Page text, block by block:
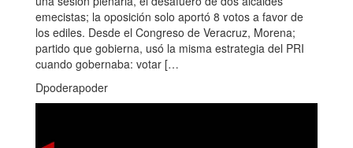
emecistas; la oposición solo aportó 8 votos a favor de
los ediles. Desde el Congreso de Veracruz, Morena;
partido que gobierna, usó la misma estrategia del PRI
cuando gobernaba: votar […
Dpoderapoder